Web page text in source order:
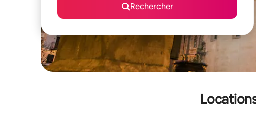
Rechercher